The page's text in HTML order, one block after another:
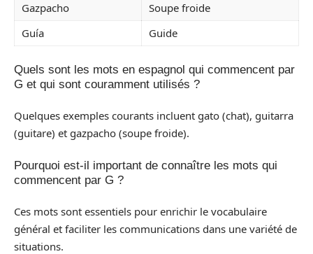
Gazpacho
Soupe froide
Guía
Guide
Quels sont les mots en espagnol qui commencent par
G et qui sont couramment utilisés ?
Quelques exemples courants incluent gato (chat), guitarra
(guitare) et gazpacho (soupe froide).
Pourquoi est-il important de connaître les mots qui
commencent par G ?
Ces mots sont essentiels pour enrichir le vocabulaire
général et faciliter les communications dans une variété de
situations.